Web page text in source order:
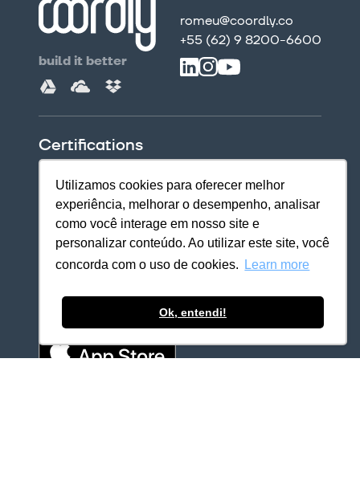
Utilizamos cookies para oferecer melhor
experiência, melhorar o desempenho, analisar
como você interage em nosso site e
personalizar conteúdo. Ao utilizar este site, você
concorda com o uso de cookies.
Learn more
Ok, entendi!
build it better
romeu@coordly.co
+55 (62) 9 8200-6600
Certifications
Download our apps